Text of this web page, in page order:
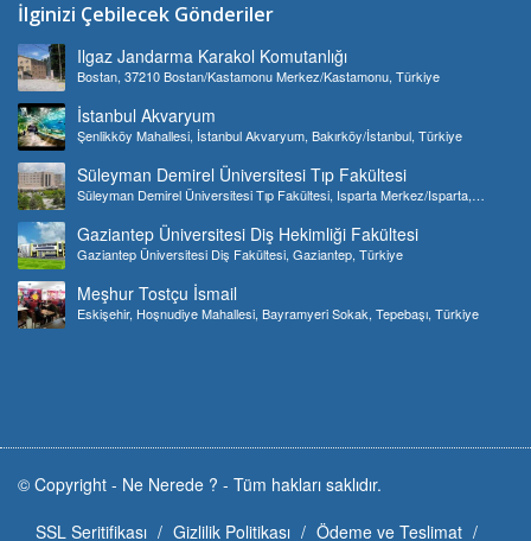
İlginizi Çebilecek Gönderiler
Ilgaz Jandarma Karakol Komutanlığı
Bostan, 37210 Bostan/Kastamonu Merkez/Kastamonu, Türkiye
İstanbul Akvaryum
Şenlikköy Mahallesi, İstanbul Akvaryum, Bakırköy/İstanbul, Türkiye
Süleyman Demirel Üniversitesi Tıp Fakültesi
Süleyman Demirel Üniversitesi Tıp Fakültesi, Isparta Merkez/Isparta,
Gaziantep Üniversitesi Diş Hekimliği Fakültesi
Gaziantep Üniversitesi Diş Fakültesi, Gaziantep, Türkiye
Meşhur Tostçu İsmail
Eskişehir, Hoşnudiye Mahallesi, Bayramyeri Sokak, Tepebaşı, Türkiye
© Copyright - Ne Nerede ? - Tüm hakları saklıdır.
SSL Seritifikası
Gizlilik Politikası Ödeme ve Teslimat